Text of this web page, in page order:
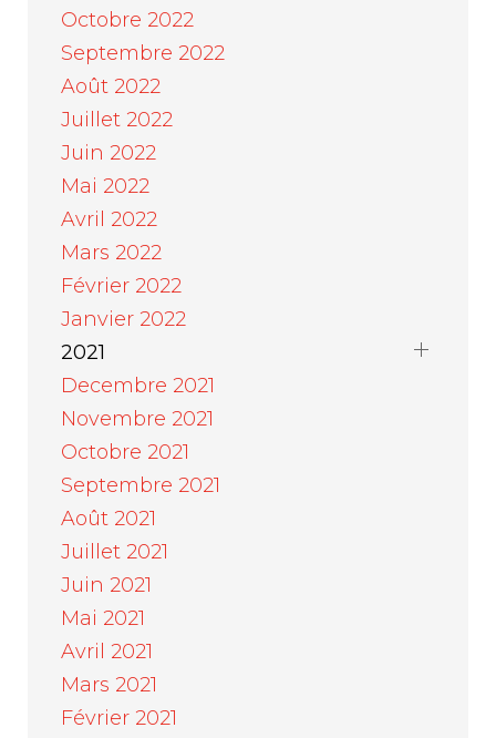
Octobre 2022
Septembre 2022
Août 2022
Juillet 2022
Juin 2022
Mai 2022
Avril 2022
Mars 2022
Février 2022
Janvier 2022
2021
Decembre 2021
Novembre 2021
Octobre 2021
Septembre 2021
Août 2021
Juillet 2021
Juin 2021
Mai 2021
Avril 2021
Mars 2021
Février 2021